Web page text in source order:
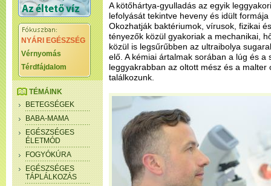
NYÁRI EGÉSZSÉG
Vérnyomás
Térdfájdalom
TÉMÁINK
BETEGSÉGEK
BABA-MAMA
EGÉSZSÉGES
ÉLETMÓD
FOGYÓKÚRA
EGÉSZSÉGES
TÁPLÁLKOZÁS
A kötőhártya-gyulladás az egyik
lefolyását tekintve heveny és idült
Okozhatják baktériumok, vírusok, fizikai
tényezők közül gyakoriak a mechanikai,
közül is legsűrűbben az ultraibolya
elő. A kémiai ártalmak sorában a lúg és a
leggyakrabban az oltott mész és a malter
találkozunk.